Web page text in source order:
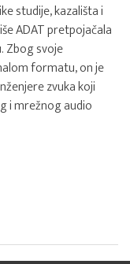
studije, kazališta i
ADAT pretpojačala
Zbog svoje
formatu, on je
zvuka koji
i mrežnog audio